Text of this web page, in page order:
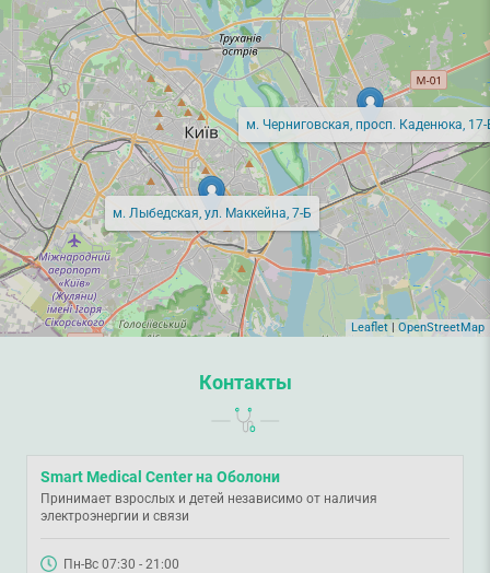
м. Лыбедская, ул. Маккейна, 7-Б
м. Черниговская, просп. Каденюка, 17-
Leaflet OpenStreetMap
Контакты
Smart Medical Center на Оболони
Принимает взрослых и детей независимо от наличия
электроэнергии и связи
Пн-Вс 07:30 - 21:00